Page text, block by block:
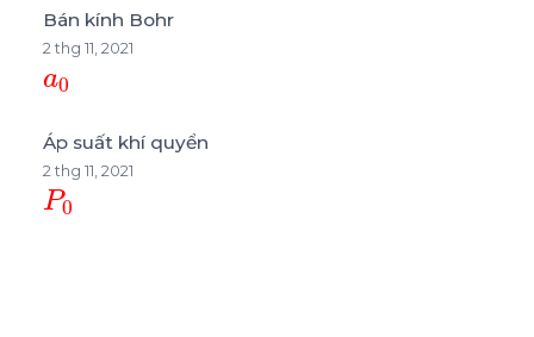
Bán kính Bohr
2 thg 11, 2021
a0
Áp suất khí quyển
2 thg 11, 2021
P0